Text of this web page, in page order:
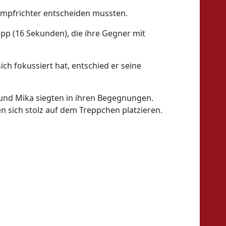
entscheiden mussten.
(16 Sekunden), die ihre Gegner mit
fokussiert hat, entschied er seine
Mika siegten in ihren Begegnungen.
stolz auf dem Treppchen platzieren.